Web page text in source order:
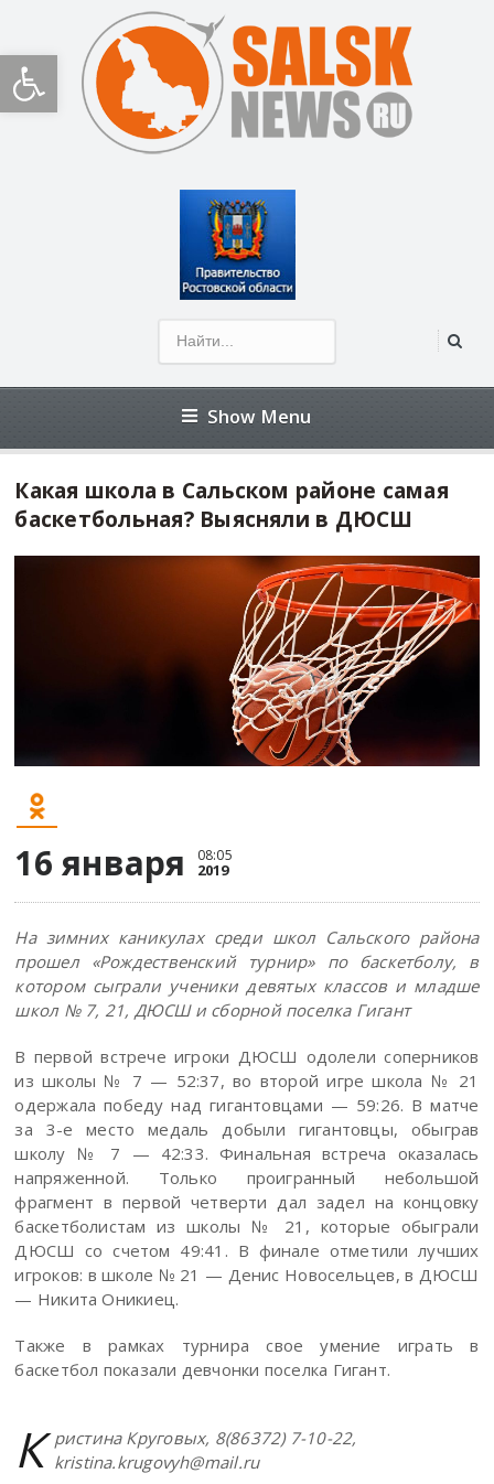
Открыть панель инструментов
Show Menu
Какая школа в Сальском районе самая
баскетбольная? Выясняли в ДЮСШ
16 января 08:05
2019
На зимних каникулах среди школ Сальского района
прошел «Рождественский турнир» по баскетболу, в
котором сыграли ученики девятых классов и младше
школ № 7, 21, ДЮСШ и сборной поселка Гигант
В первой встрече игроки ДЮСШ одолели соперников
из школы № 7 — 52:37, во второй игре школа № 21
одержала победу над гигантовцами — 59:26. В матче
за 3-е место медаль добыли гигантовцы, обыграв
школу № 7 — 42:33. Финальная встреча оказалась
напряженной. Только проигранный небольшой
фрагмент в первой четверти дал задел на концовку
баскетболистам из школы № 21, которые обыграли
ДЮСШ со счетом 49:41. В финале отметили лучших
игроков: в школе № 21 — Денис Новосельцев, в ДЮСШ
— Никита Оникиец.
Также в рамках турнира свое умение играть в
баскетбол показали девчонки поселка Гигант.
К ристина Круговых, 8(86372) 7-10-22,
kristina.krugovyh@mail.ru